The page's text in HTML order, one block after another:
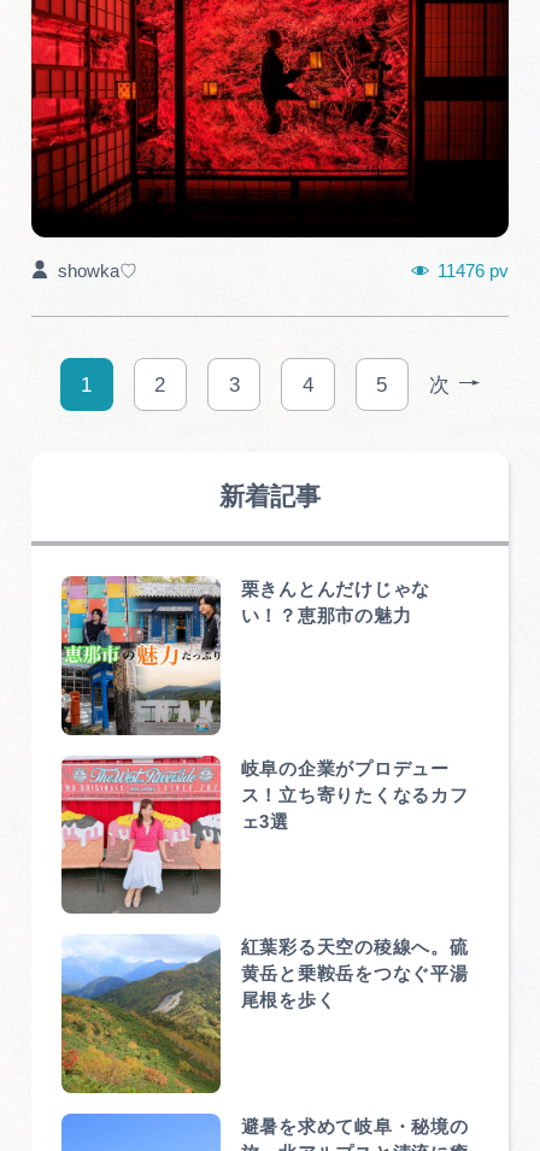
11476 pv
showka♡
1 2 3 4 5 次
新着記事
栗きんとんだけじゃな
い！？恵那市の魅力
岐阜の企業がプロデュー
ス！立ち寄りたくなるカフ
ェ3選
紅葉彩る天空の稜線へ。硫
黄岳と乗鞍岳をつなぐ平湯
尾根を歩く
避暑を求めて岐阜・秘境の